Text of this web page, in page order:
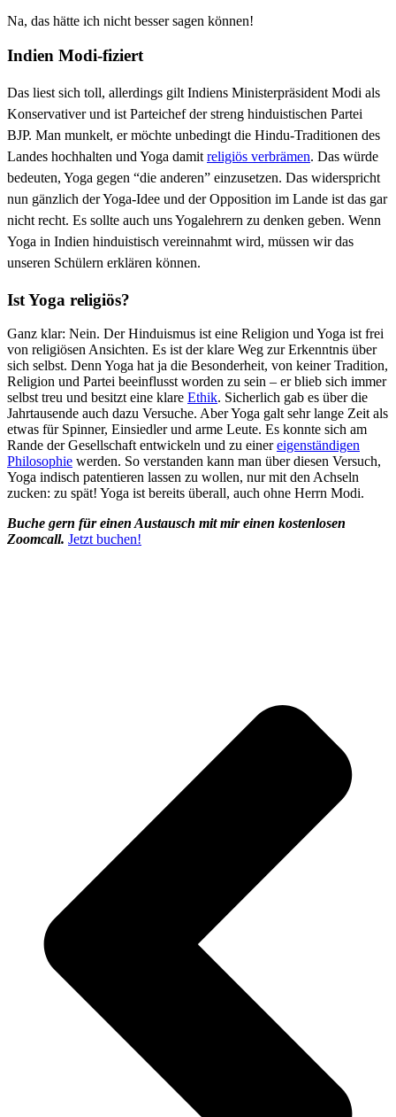
Na, das hätte ich nicht besser sagen können!
Indien Modi-fiziert
Das liest sich toll, allerdings gilt Indiens Ministerpräsident Modi als
Konservativer und ist Parteichef der streng hinduistischen Partei
BJP. Man munkelt, er möchte unbedingt die Hindu-Traditionen des
Landes hochhalten und Yoga damit religiös verbrämen. Das würde
bedeuten, Yoga gegen “die anderen” einzusetzen. Das widerspricht
nun gänzlich der Yoga-Idee und der Opposition im Lande ist das gar
nicht recht. Es sollte auch uns Yogalehrern zu denken geben. Wenn
Yoga in Indien hinduistisch vereinnahmt wird, müssen wir das
unseren Schülern erklären können.
Ist Yoga religiös?
Ganz klar: Nein. Der Hinduismus ist eine Religion und Yoga ist frei
von religiösen Ansichten. Es ist der klare Weg zur Erkenntnis über
sich selbst. Denn Yoga hat ja die Besonderheit, von keiner Tradition,
Religion und Partei beeinflusst worden zu sein – er blieb sich immer
selbst treu und besitzt eine klare Ethik. Sicherlich gab es über die
Jahrtausende auch dazu Versuche. Aber Yoga galt sehr lange Zeit als
etwas für Spinner, Einsiedler und arme Leute. Es konnte sich am
Rande der Gesellschaft entwickeln und zu einereigenständigen
Philosophie werden. So verstanden kann man über diesen Versuch,
Yoga indisch patentieren lassen zu wollen, nur mit den Achseln
zucken: zu spät! Yoga ist bereits überall, auch ohne Herrn Modi.
Buche gern für einen Austausch mit mir einen kostenlosen
Zoomcall. Jetzt buchen!